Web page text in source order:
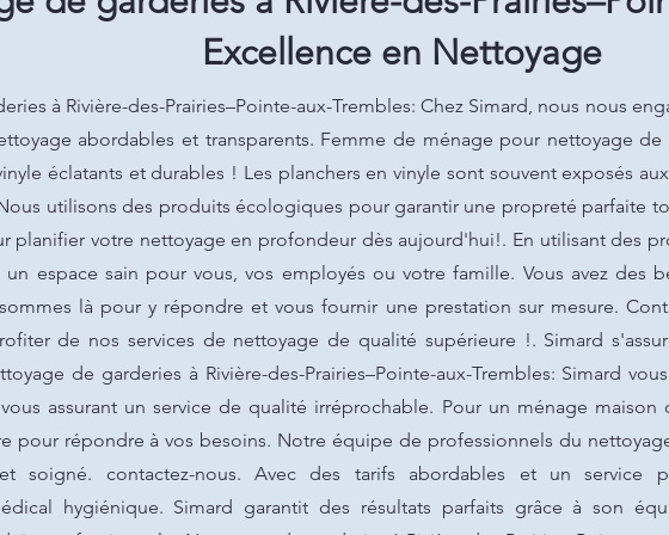
Excellence en Nettoyage
à Rivière-des-Prairies–Pointe-aux-Trembles: Chez Simard, nous nous
abordables et transparents. Femme de ménage pour nettoyage de
éclatants et durables ! Les planchers en vinyle sont souvent exposés
utilisons des produits écologiques pour garantir une propreté parfaite
planifier votre nettoyage en profondeur dès aujourd'hui!. En utilisant des
un espace sain pour vous, vos employés ou votre famille. Vous avez des
là pour y répondre et vous fournir une prestation sur mesure.
de nos services de nettoyage de qualité supérieure !. Simard
de garderies à Rivière-des-Prairies–Pointe-aux-Trembles: Simard
assurant un service de qualité irréprochable. Pour un ménage
pour répondre à vos besoins. Notre équipe de professionnels du
soigné. contactez-nous. Avec des tarifs abordables et un service
hygiénique. Simard garantit des résultats parfaits grâce à son